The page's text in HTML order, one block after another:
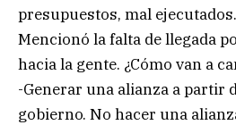
presupuestos, mal ejecutados.
Mencionó la falta de llegada
hacia la gente. ¿Cómo van a
-Generar una alianza a partir
gobierno. No hacer una